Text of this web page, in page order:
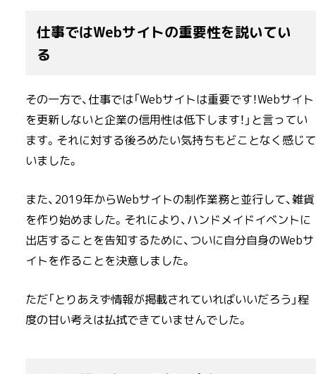
仕事ではWebサイトの重要性を説いてい
る
その一方で、仕事では「Webサイトは重要です！Webサイト
を更新しないと企業の信用性は低下します！」と言ってい
ます。それに対する後ろめたい気持ちもどことなく感じて
いました。
また、2019年からWebサイトの制作業務と並行して、雑貨
を作り始めました。それにより、ハンドメイドイベントに
出店することを告知するために、ついに自分自身のWebサ
イトを作ることを決意しました。
ただ「とりあえず情報が掲載されていればいいだろう」程
度の甘い考えは払拭できていませんでした。